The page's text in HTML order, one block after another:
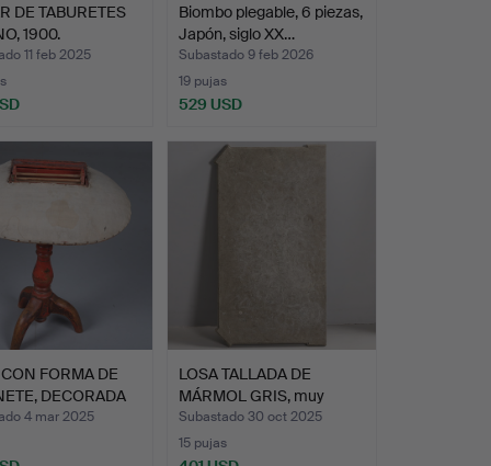
DE TABURETES
1900.
11 feb 2025
Biombo plegable, 6 piezas,
Japón, siglo XX…
Subastado 9 feb 2026
19 pujas
529 USD
FORMA DE
DECORADA
4 mar 2025
LOSA TALLADA DE
MÁRMOL GRIS, muy
probablem…
Subastado 30 oct 2025
15 pujas